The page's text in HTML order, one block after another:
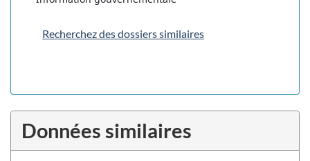
Recherchez des dossiers similaires
Données similaires